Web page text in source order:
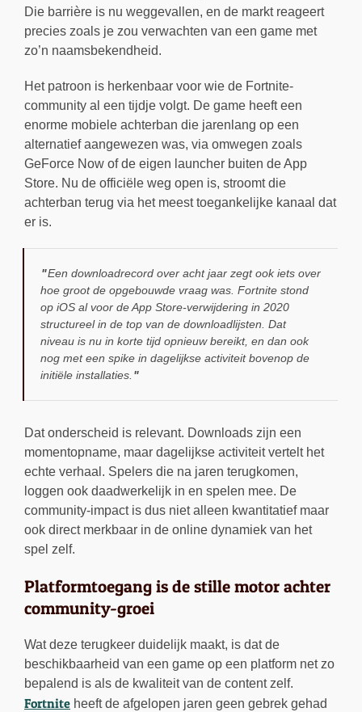
Die barrière is nu weggevallen, en de markt reageert
precies zoals je zou verwachten van een game met
zo’n naamsbekendheid.
Het patroon is herkenbaar voor wie de Fortnite-
community al een tijdje volgt. De game heeft een
enorme mobiele achterban die jarenlang op een
alternatief aangewezen was, via omwegen zoals
GeForce Now of de eigen launcher buiten de App
Store. Nu de officiële weg open is, stroomt die
achterban terug via het meest toegankelijke kanaal dat
er is.
Een downloadrecord over acht jaar zegt ook iets over
hoe groot de opgebouwde vraag was. Fortnite stond
op iOS al voor de App Store-verwijdering in 2020
structureel in de top van de downloadlijsten. Dat
niveau is nu in korte tijd opnieuw bereikt, en dan ook
nog met een spike in dagelijkse activiteit bovenop de
initiële installaties.
Dat onderscheid is relevant. Downloads zijn een
momentopname, maar dagelijkse activiteit vertelt het
echte verhaal. Spelers die na jaren terugkomen,
loggen ook daadwerkelijk in en spelen mee. De
community-impact is dus niet alleen kwantitatief maar
ook direct merkbaar in de online dynamiek van het
spel zelf.
Platformtoegang is de stille motor achter
community-groei
Wat deze terugkeer duidelijk maakt, is dat de
beschikbaarheid van een game op een platform net zo
bepalend is als de kwaliteit van de content zelf.
Fortnite heeft de afgelopen jaren geen gebrek gehad